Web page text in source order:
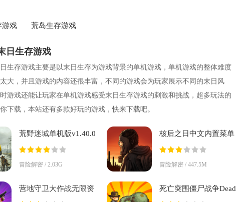
游戏 荒岛生存游戏
日生存游戏
生存游戏主要是以末日生存为游戏背景的单机游戏，单机游戏的整体难度
大，并且游戏的内容还很丰富，不同的游戏会为玩家展示不同的末日风
游戏还能让玩家在单机游戏感受末日生存游戏的刺激和挑战，超多玩法的
下载，本站还有多款好玩的游戏，快来下载吧。
荒野迷城单机版v1.40.0
最新版
冒险解密 / 2.03G
核后之日中文内置菜单
v0.129.0 安卓版
冒险解密 / 447.5M
营地守卫大作战无限资
死亡突围僵尸战争Dead